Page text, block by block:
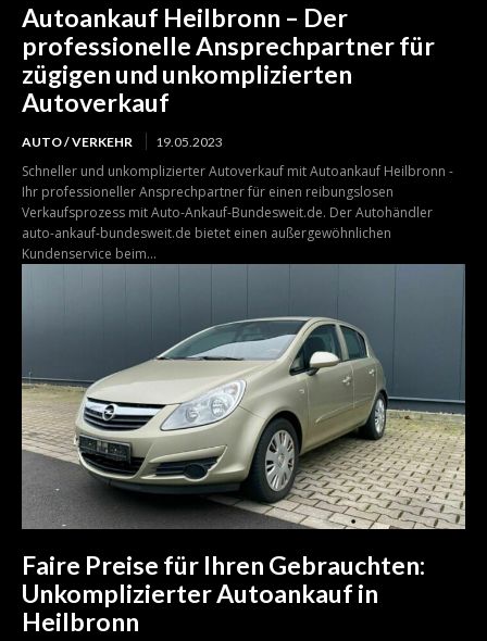
Autoankauf Heilbronn – Der
professionelle Ansprechpartner für
zügigen und unkomplizierten
Autoverkauf
AUTO / VERKEHR 19.05.2023
Schneller und unkomplizierter Autoverkauf mit Autoankauf Heilbronn -
Ihr professioneller Ansprechpartner für einen reibungslosen
Verkaufsprozess mit Auto-Ankauf-Bundesweit.de. Der Autohändler
auto-ankauf-bundesweit.de bietet einen außergewöhnlichen
Kundenservice beim...
Faire Preise für Ihren Gebrauchten:
Unkomplizierter Autoankauf in
Heilbronn